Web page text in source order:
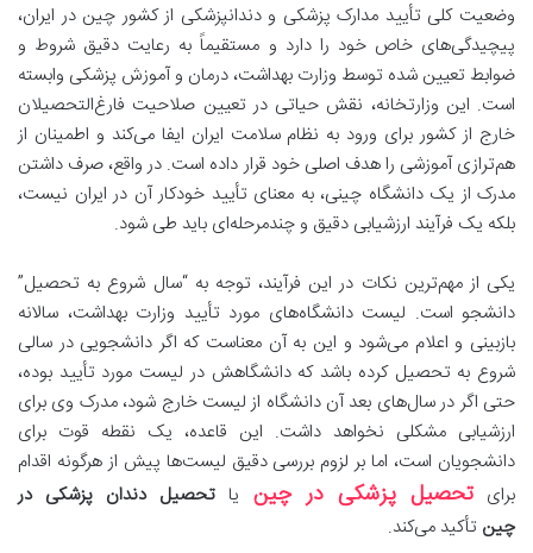
وضعیت کلی تأیید مدارک پزشکی و دندانپزشکی از کشور چین در ایران،
پیچیدگی‌های خاص خود را دارد و مستقیماً به رعایت دقیق شروط و
ضوابط تعیین شده توسط وزارت بهداشت، درمان و آموزش پزشکی وابسته
است. این وزارتخانه، نقش حیاتی در تعیین صلاحیت فارغ‌التحصیلان
خارج از کشور برای ورود به نظام سلامت ایران ایفا می‌کند و اطمینان از
هم‌ترازی آموزشی را هدف اصلی خود قرار داده است. در واقع، صرف داشتن
مدرک از یک دانشگاه چینی، به معنای تأیید خودکار آن در ایران نیست،
بلکه یک فرآیند ارزشیابی دقیق و چندمرحله‌ای باید طی شود.
یکی از مهم‌ترین نکات در این فرآیند، توجه به “سال شروع به تحصیل”
دانشجو است. لیست دانشگاه‌های مورد تأیید وزارت بهداشت، سالانه
بازبینی و اعلام می‌شود و این به آن معناست که اگر دانشجویی در سالی
شروع به تحصیل کرده باشد که دانشگاهش در لیست مورد تأیید بوده،
حتی اگر در سال‌های بعد آن دانشگاه از لیست خارج شود، مدرک وی برای
ارزشیابی مشکلی نخواهد داشت. این قاعده، یک نقطه قوت برای
دانشجویان است، اما بر لزوم بررسی دقیق لیست‌ها پیش از هرگونه اقدام
برای تحصیل پزشکی در چین یا تحصیل دندان پزشکی در
چین تأکید می‌کند.